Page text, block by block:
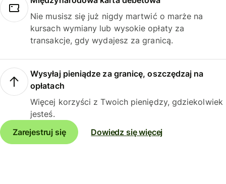
Nie musisz się już nigdy martwić o marże na
kursach wymiany lub wysokie opłaty za
transakcje, gdy wydajesz za granicą.
Wysyłaj pieniądze za granicę, oszczędzaj na
opłatach
Więcej korzyści z Twoich pieniędzy, gdziekolwiek
jesteś.
Zarejestruj się
Dowiedz się więcej